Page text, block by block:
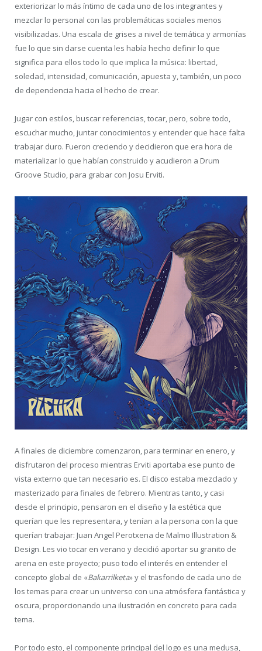
exteriorizar lo más íntimo de cada uno de los integrantes y
mezclar lo personal con las problemáticas sociales menos
visibilizadas. Una escala de grises a nivel de temática y armonías
fue lo que sin darse cuenta les había hecho definir lo que
significa para ellos todo lo que implica la música: libertad,
soledad, intensidad, comunicación, apuesta y, también, un poco
de dependencia hacia el hecho de crear.
Jugar con estilos, buscar referencias, tocar, pero, sobre todo,
escuchar mucho, juntar conocimientos y entender que hace falta
trabajar duro. Fueron creciendo y decidieron que era hora de
materializar lo que habían construido y acudieron a Drum
Groove Studio, para grabar con Josu Erviti.
A finales de diciembre comenzaron, para terminar en enero, y
disfrutaron del proceso mientras Erviti aportaba ese punto de
vista externo que tan necesario es. El disco estaba mezclado y
masterizado para finales de febrero. Mientras tanto, y casi
desde el principio, pensaron en el diseño y la estética que
querían que les representara, y tenían a la persona con la que
querían trabajar: Juan Angel Perotxena de Malmo Illustration &
Design. Les vio tocar en verano y decidió aportar su granito de
arena en este proyecto; puso todo el interés en entender el
concepto global de «Bakarrilketa» y el trasfondo de cada uno de
los temas para crear un universo con una atmósfera fantástica y
oscura, proporcionando una ilustración en concreto para cada
tema.
Por todo esto, el componente principal del logo es una medusa,